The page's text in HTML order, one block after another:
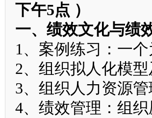
下午5点 ）
一、绩效文化与绩
1、案例练习：一
2、组织拟人化模
3、组织人力资源
4、绩效管理：组